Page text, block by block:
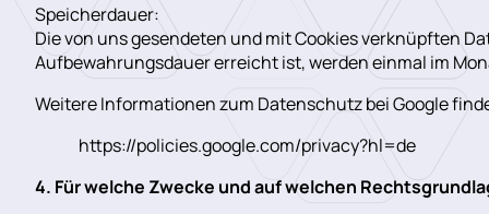
Speicherdauer:
Die von uns gesendeten und mit Cookies verknüpften
Aufbewahrungsdauer erreicht ist, werden einmal im
Weitere Informationen zum Datenschutz bei Google
https://policies.google.com/privacy?hl=de
4. Für welche Zwecke und auf welchen